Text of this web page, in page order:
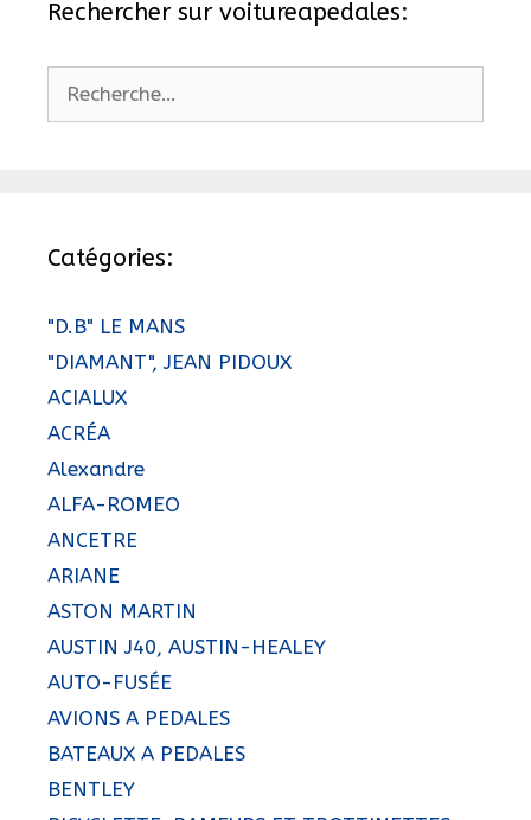
Rechercher sur voitureapedales:
Catégories:
"D.B" LE MANS
"DIAMANT", JEAN PIDOUX
ACIALUX
ACRÉA
Alexandre
ALFA-ROMEO
ANCETRE
ARIANE
ASTON MARTIN
AUSTIN J40, AUSTIN-HEALEY
AUTO-FUSÉE
AVIONS A PEDALES
BATEAUX A PEDALES
BENTLEY